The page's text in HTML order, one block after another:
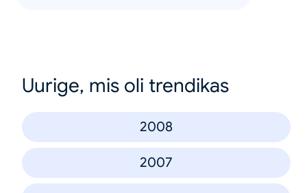
Uurige, mis oli trendikas
2008
2007